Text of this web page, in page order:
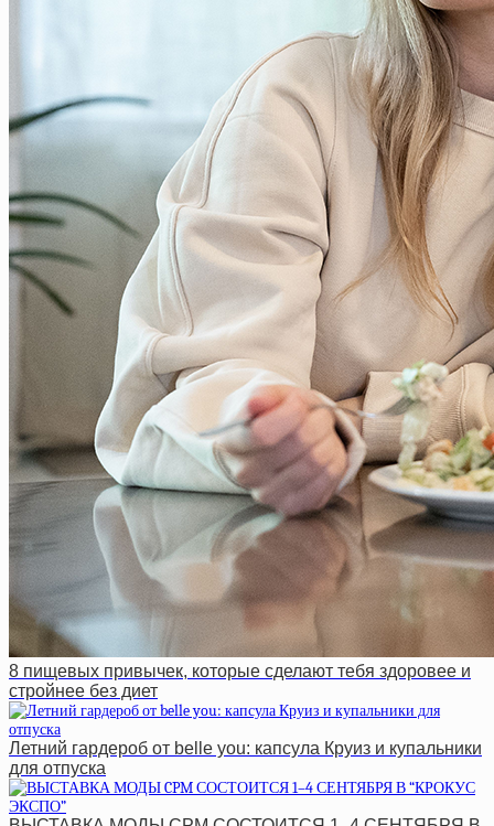
8 пищевых привычек, которые сделают тебя здоровее и
стройнее без диет
Летний гардероб от belle you: капсула Круиз и купальники
для отпуска